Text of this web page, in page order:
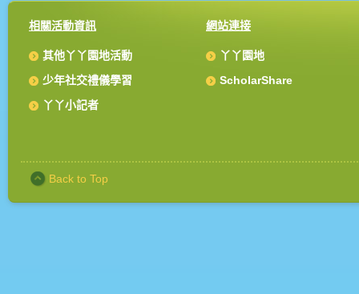
相關活動資訊
其他丫丫園地活動
少年社交禮儀學習
丫丫小記者
網站連接
丫丫園地
ScholarShare
Back to Top